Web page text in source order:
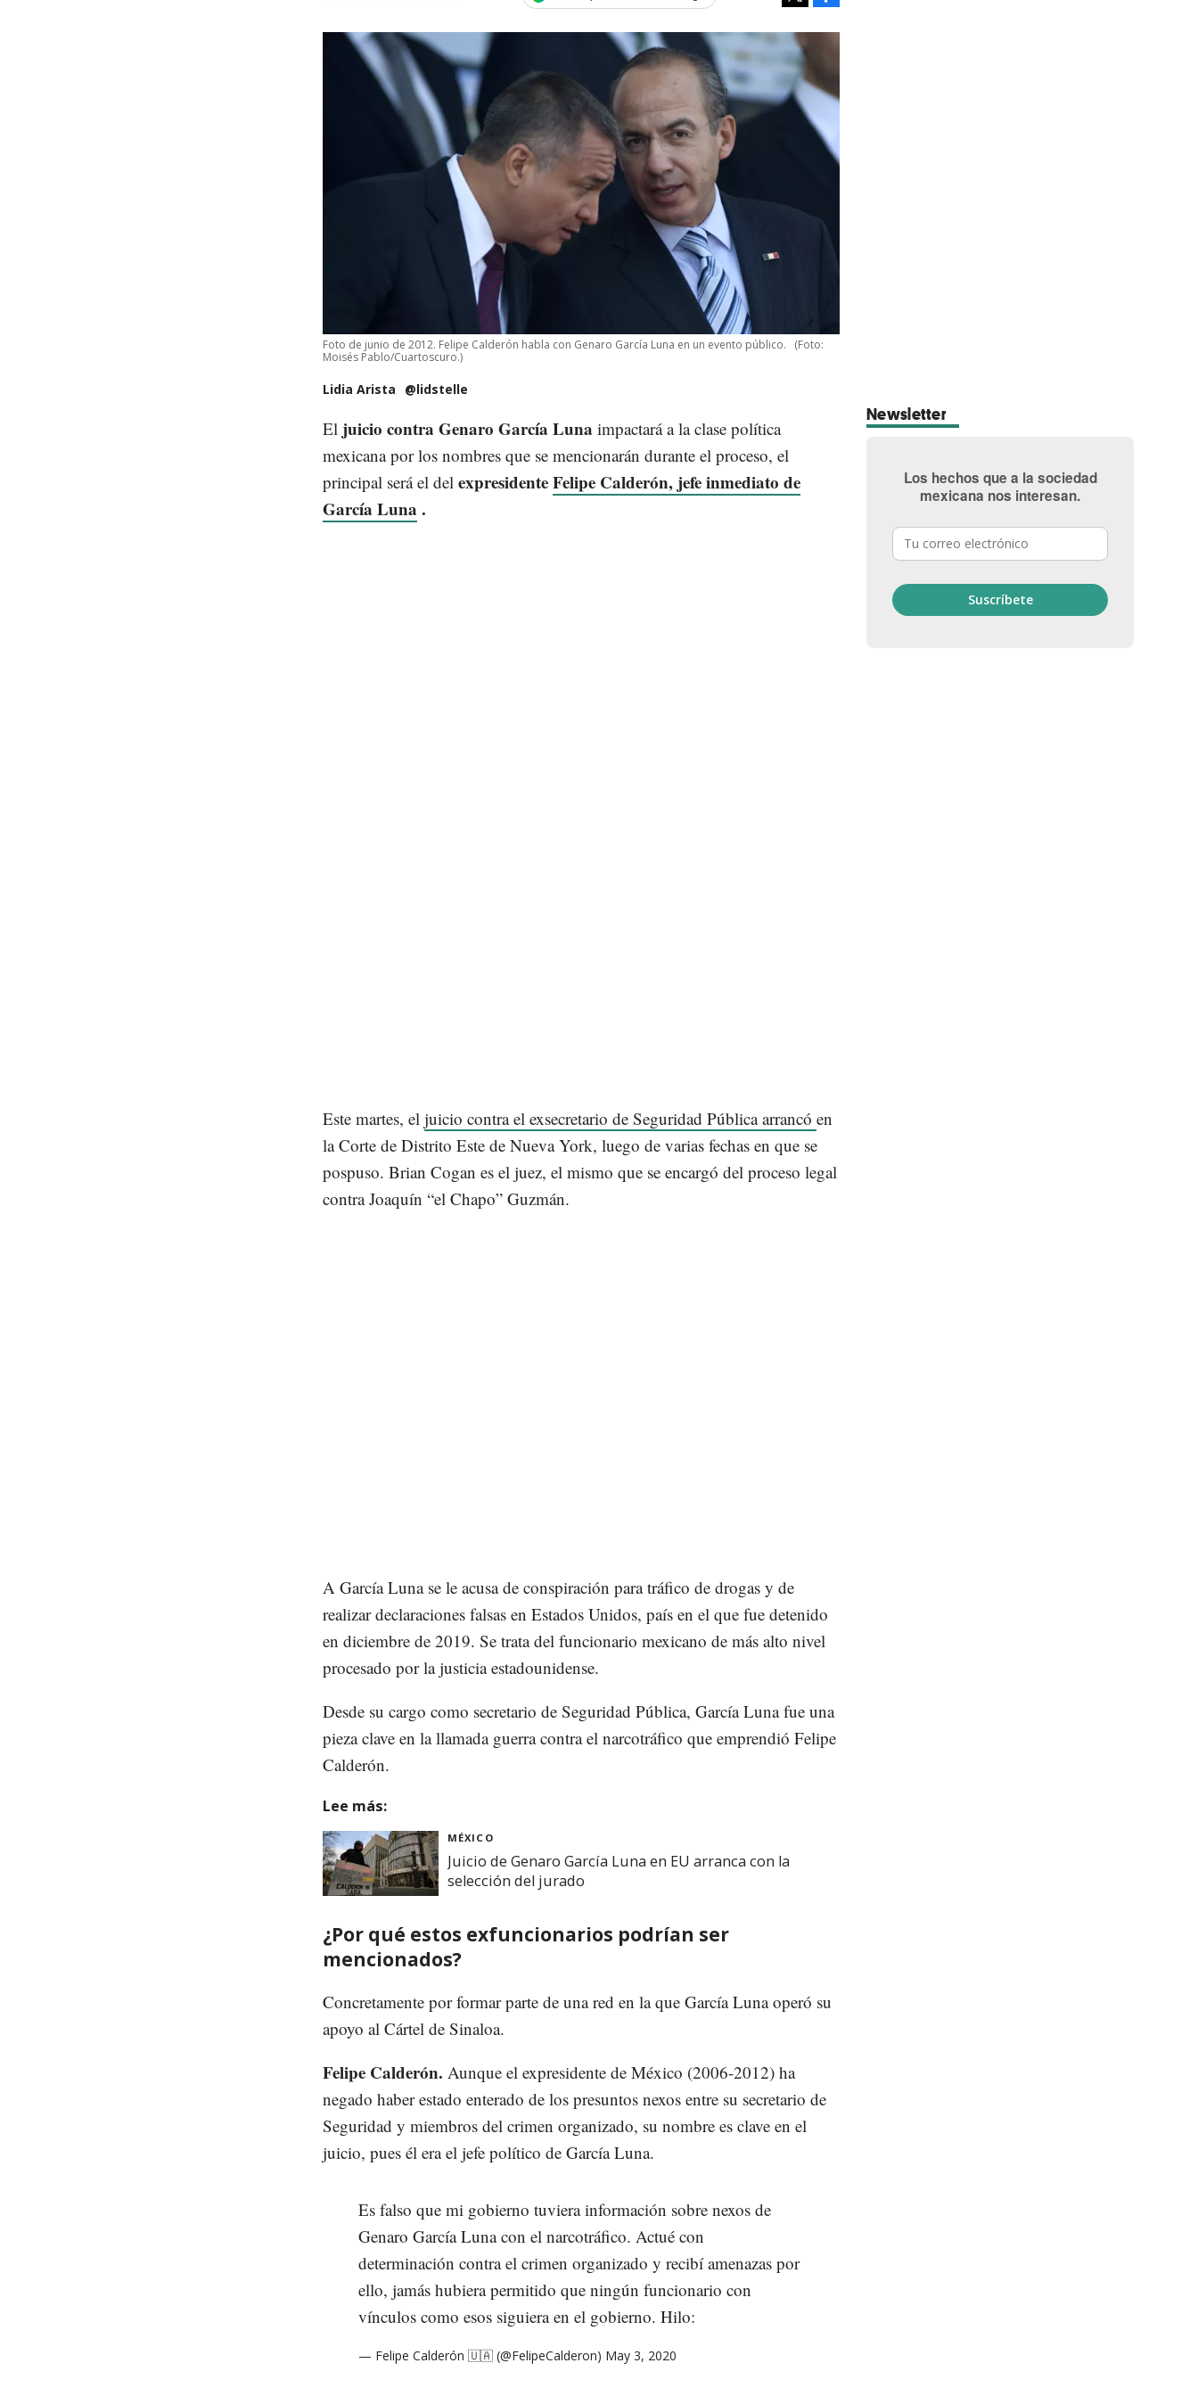
Newsletter
Los hechos que a la sociedad
mexicana nos interesan.
Foto de junio de 2012. Felipe Calderón habla con Genaro García Luna en un evento público.
(Foto:
Moisés Pablo/Cuartoscuro.)
Lidia Arista @lidstelle
El juicio contra Genaro García Luna impactará a la clase política
mexicana por los nombres que se mencionarán durante el proceso, el
principal será el del expresidenteFelipe Calderón, jefe inmediato de
García Luna .
Este martes, el juicio contra el exsecretario de Seguridad Pública arrancó en
la Corte de Distrito Este de Nueva York, luego de varias fechas en que se
pospuso. Brian Cogan es el juez, el mismo que se encargó del proceso legal
contra Joaquín “el Chapo” Guzmán.
A García Luna se le acusa de conspiración para tráfico de drogas y de
realizar declaraciones falsas en Estados Unidos, país en el que fue detenido
en diciembre de 2019. Se trata del funcionario mexicano de más alto nivel
procesado por la justicia estadounidense.
Desde su cargo como secretario de Seguridad Pública, García Luna fue una
pieza clave en la llamada guerra contra el narcotráfico que emprendió Felipe
Calderón.
Lee más:
MÉXICO
Juicio de Genaro García Luna en EU arranca con la
selección del jurado
¿Por qué estos exfuncionarios podrían ser
mencionados?
Concretamente por formar parte de una red en la que García Luna operó su
apoyo al Cártel de Sinaloa.
Felipe Calderón. Aunque el expresidente de México (2006-2012) ha
negado haber estado enterado de los presuntos nexos entre su secretario de
Seguridad y miembros del crimen organizado, su nombre es clave en el
juicio, pues él era el jefe político de García Luna.
Es falso que mi gobierno tuviera información sobre nexos de
Genaro García Luna con el narcotráfico. Actué con
determinación contra el crimen organizado y recibí amenazas por
ello, jamás hubiera permitido que ningún funcionario con
vínculos como esos siguiera en el gobierno. Hilo:
— Felipe Calderón 🇺🇦 (@FelipeCalderon) May 3, 2020